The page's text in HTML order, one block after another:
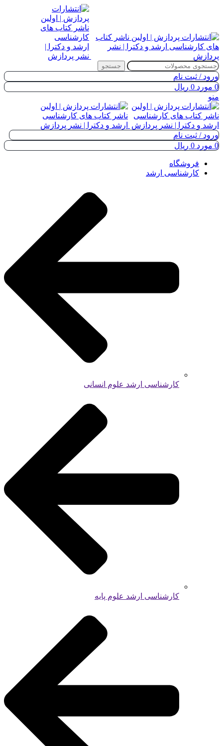
جستجو
ورود / ثبت نام
0 مورد 0 ریال
منو
ورود / ثبت نام
0 مورد 0 ریال
فروشگاه
کارشناسی ارشد
کارشناسی ارشد علوم انسانی
کارشناسی ارشد علوم پایه